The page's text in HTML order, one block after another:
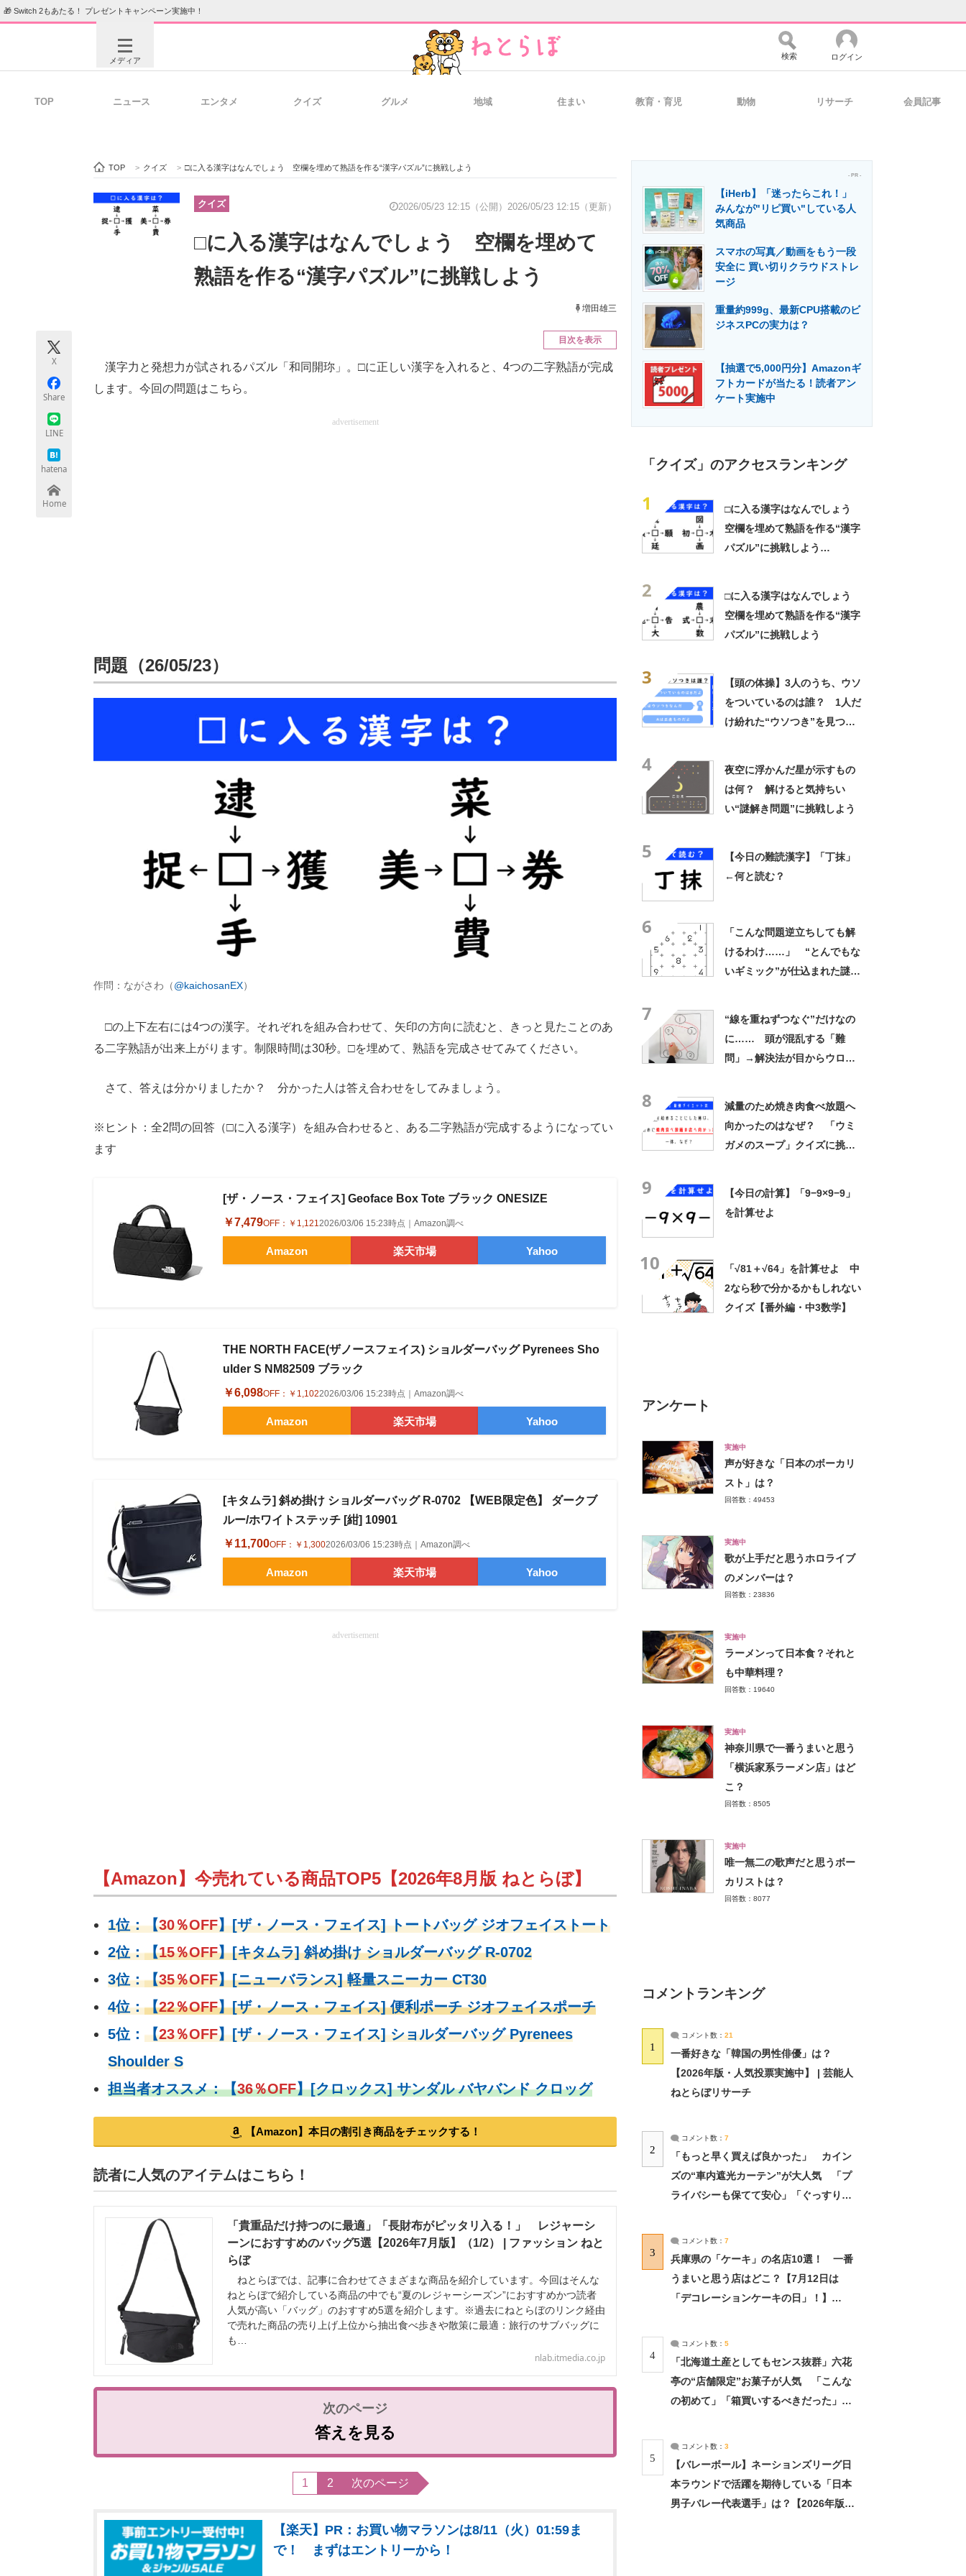
🎁 Switch 2もあたる！ プレゼントキャンペーン実施中！
メディア
ビジネスと働き方のヒント 経営リーダーのコミュニティ マーケ×ITの今がよく分かる
ITエンジニア向け専門サイト 企業向けIT製品の総合サイト IT製品の技術・比較・事例 製造業のIT導入・活用を支援
エネルギーの専門メディア 建設×テクノロジーの最前線
検索 ログイン
TOP ニュース エンタメ クイズ グルメ 地域 住まい 教育・育児 動物 リサーチ 会員記事
TOP > クイズ > □に入る漢字はなんでしょう 空欄を埋めて熟語を作る“漢字パズル”に挑戦しよう
クイズ 2026/05/23 12:15（公開） 2026/05/23 12:15（更新）
□に入る漢字はなんでしょう 空欄を埋めて
熟語を作る“漢字パズル”に挑戦しよう
増田雄三
X
Share
LINE
hatena
Home
目次を表示
漢字力と発想力が試されるパズル「和同開珎」。□に正しい漢字を入れると、4つの二字熟語が完成
します。今回の問題はこちら。
advertisement
問題（26/05/23）
作問：ながさわ（@kaichosanEX）
□の上下左右には4つの漢字。それぞれを組み合わせて、矢印の方向に読むと、きっと見たことのあ
る二字熟語が出来上がります。制限時間は30秒。□を埋めて、熟語を完成させてみてください。
さて、答えは分かりましたか？ 分かった人は答え合わせをしてみましょう。
※ヒント：全2問の回答（□に入る漢字）を組み合わせると、ある二字熟語が完成するようになってい
ます
[ザ・ノース・フェイス] Geoface Box Tote ブラック ONESIZE
￥7,479OFF： ￥1,1212026/03/06 15:23時点｜Amazon調べ
Amazon 楽天市場 Yahoo
THE NORTH FACE(ザノースフェイス) ショルダーバッグ Pyrenees Sho
ulder S NM82509 ブラック
￥6,098OFF： ￥1,1022026/03/06 15:23時点｜Amazon調べ
Amazon 楽天市場 Yahoo
[キタムラ] 斜め掛け ショルダーバッグ R-0702 【WEB限定色】 ダークブ
ルー/ホワイトステッチ [紺] 10901
￥11,700OFF： ￥1,3002026/03/06 15:23時点｜Amazon調べ
Amazon 楽天市場 Yahoo
advertisement
【Amazon】今売れている商品TOP5【2026年8月版 ねとらぼ】
1位：【30％OFF】[ザ・ノース・フェイス] トートバッグ ジオフェイストート
2位：【15％OFF】[キタムラ] 斜め掛け ショルダーバッグ R-0702
3位：【35％OFF】[ニューバランス] 軽量スニーカー CT30
4位：【22％OFF】[ザ・ノース・フェイス] 便利ポーチ ジオフェイスポーチ
5位： 【23％OFF】[ザ・ノース・フェイス] ショルダーバッグ Pyrenees
Shoulder S
担当者オススメ：【36％OFF】[クロックス] サンダル バヤバンド クロッグ
【Amazon】本日の割引き商品をチェックする！
読者に人気のアイテムはこちら！
「貴重品だけ持つのに最適」「長財布がピッタリ入る！」 レジャーシ
ーンにおすすめのバッグ5選【2026年7月版】（1/2） | ファッション ねと
らぼ
ねとらぼでは、記事に合わせてさまざまな商品を紹介しています。今回はそんな
ねとらぼで紹介している商品の中でも“夏のレジャーシーズン”におすすめかつ読者
人気が高い「バッグ」のおすすめ5選を紹介します。※過去にねとらぼのリンク経由
で売れた商品の売り上げ上位から抽出食べ歩きや散策に最適：旅行のサブバッグに
も…
nlab.itmedia.co.jp
答えを見る
1 2 次のページ
【楽天】PR：お買い物マラソンは8/11（火）01:59ま
で！ まずはエントリーから！
- PR -
【iHerb】「迷ったらこれ！」
みんなが"リピ買い"している人
気商品
スマホの写真／動画をもう一段
安全に 買い切りクラウドストレ
ージ
重量約999g、最新CPU搭載のビ
ジネスPCの実力は？
【抽選で5,000円分】Amazonギ
フトカードが当たる！読者アン
ケート実施中
「クイズ」のアクセスランキング
1
□に入る漢字はなんでしょう
空欄を埋めて熟語を作る“漢字
パズル”に挑戦しよう
2
□に入る漢字はなんでしょう
空欄を埋めて熟語を作る“漢字
パズル”に挑戦しよう
3
【頭の体操】3人のうち、ウソ
をついているのは誰？ 1人だ
け紛れた“ウソつき”を見つけ
4
夜空に浮かんだ星が示すもの
は何？ 解けると気持ちい
い“謎解き問題”に挑戦しよう
5
【今日の難読漢字】「丁抹」
←何と読む？
6
「こんな問題逆立ちしても解
けるわけ……」 “とんでもな
いギミック”が仕込まれた謎解
7
“線を重ねずつなぐ”だけなの
に…… 頭が混乱する「難
問」→解決法が目からウロコ
8
減量のため焼き肉食べ放題へ
向かったのはなぜ？ 「ウミ
ガメのスープ」クイズに挑
9
【今日の計算】「9−9×9−9」
を計算せよ
10
「√81＋√64」を計算せよ 中
2なら秒で分かるかもしれない
クイズ【番外編・中3数学】
アンケート
実施中
声が好きな「日本のボーカリ
スト」は？
回答数：49453
実施中
歌が上手だと思うホロライブ
のメンバーは？
回答数：23836
実施中
ラーメンって日本食？それと
も中華料理？
回答数：19640
実施中
神奈川県で一番うまいと思う
「横浜家系ラーメン店」はど
こ？
回答数：8505
実施中
唯一無二の歌声だと思うボー
カリストは？
回答数：8077
コメントランキング
1
コメント数： 21
一番好きな「韓国の男性俳優」は？
【2026年版・人気投票実施中】 | 芸能人
ねとらぼリサーチ
2
コメント数： 7
「もっと早く買えば良かった」 カイン
ズの“車内遮光カーテン”が大人気 「プ
ライバシーも保てて安心」「ぐっすり眠
3
コメント数： 7
兵庫県の「ケーキ」の名店10選！ 一番
うまいと思う店はどこ？【7月12日は
「デコレーションケーキの日」！】
4
コメント数： 5
「北海道土産としてもセンス抜群」六花
亭の“店舗限定”お菓子が人気 「こんな
の初めて」「箱買いするべきだった」
5
コメント数： 3
【バレーボール】ネーションズリーグ日
本ラウンドで活躍を期待している「日本
男子バレー代表選手」は？【2026年版・